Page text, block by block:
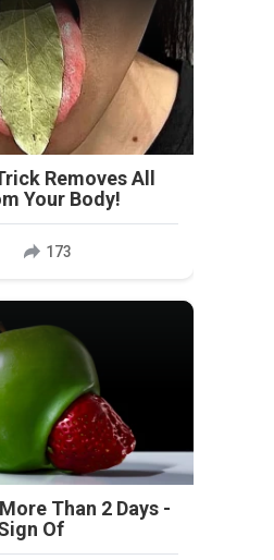
Removes All
Your Body!
173
Than 2 Days -
Of